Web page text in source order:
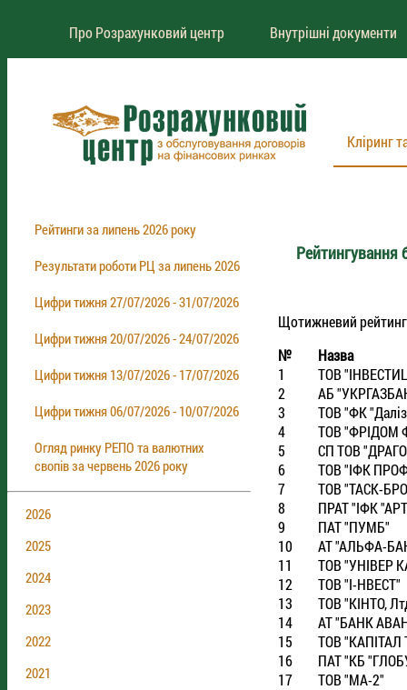
Про Розрахунковий центр Внутрішні документи
Кліринг
Рейтинги за липень 2026 року
Результати роботи РЦ за липень 2026
Цифри тижня 27/07/2026 - 31/07/2026
Цифри тижня 20/07/2026 - 24/07/2026
Цифри тижня 13/07/2026 - 17/07/2026
Цифри тижня 06/07/2026 - 10/07/2026
Огляд ринку РЕПО та валютних
свопів за червень 2026 року
2026
2025
2024
2023
2022
2021
Рейтингування
Щотижневий рейтинг
№
Назва
1
ТОВ
2
АБ
3
ТОВ "ФК
4
ТОВ "ФРIДОМ
5
СП ТОВ
6
ТОВ "IФК
7
ТОВ "ТАСК-
8
ПРАТ "IФК
9
ПАТ "ПУМБ"
10
АТ "АЛЬФА-
11
ТОВ "УНIВЕР
12
ТОВ "I-НВЕСТ"
13
ТОВ "КIНТО,
14
АТ "БАНК
15
ТОВ "КАПIТАЛ
16
ПАТ "КБ
17
ТОВ "МА-2"